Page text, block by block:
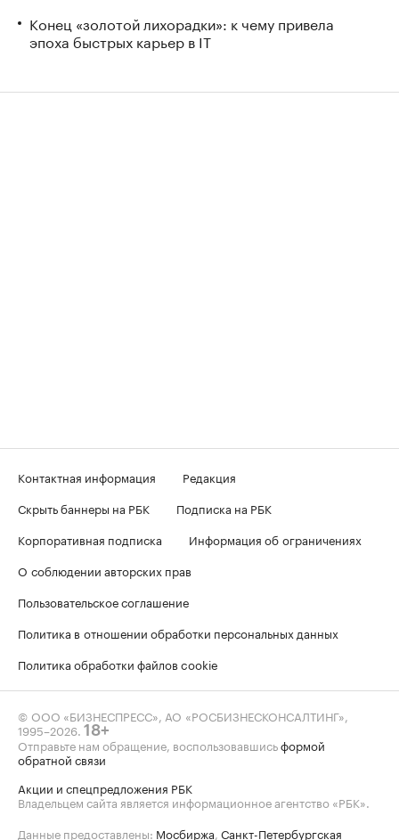
Конец «золотой лихорадки»: к чему привела
эпоха быстрых карьер в IT
Контактная информация
Редакция
Скрыть баннеры на РБК
Подписка на РБК
Корпоративная подписка
Информация об ограничениях
О соблюдении авторских прав
Пользовательское соглашение
Политика в отношении обработки персональных данных
Политика обработки файлов cookie
© ООО «БИЗНЕСПРЕСС», АО «РОСБИЗНЕСКОНСАЛТИНГ»,
1995–2026 18+
Отправьте нам обращение, воспользовавшисьформой
обратной связи
Акции и спецпредложения РБК
Владельцем сайта является информационное агентство «РБК».
Данные предоставлены: Мосбиржа Санкт-Петербургская